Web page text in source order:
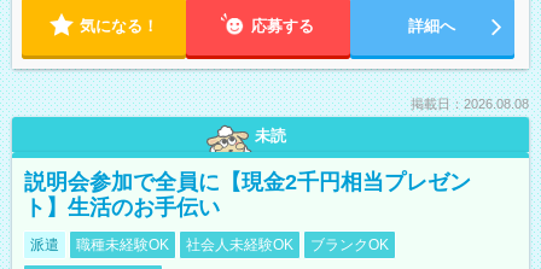
気になる！ 応募する 詳細へ
掲載日：2026.08.08
未読
説明会参加で全員に【現金2千円相当プレゼン
ト】生活のお手伝い
派遣 職種未経験OK 社会人未経験OK
ブランクOK